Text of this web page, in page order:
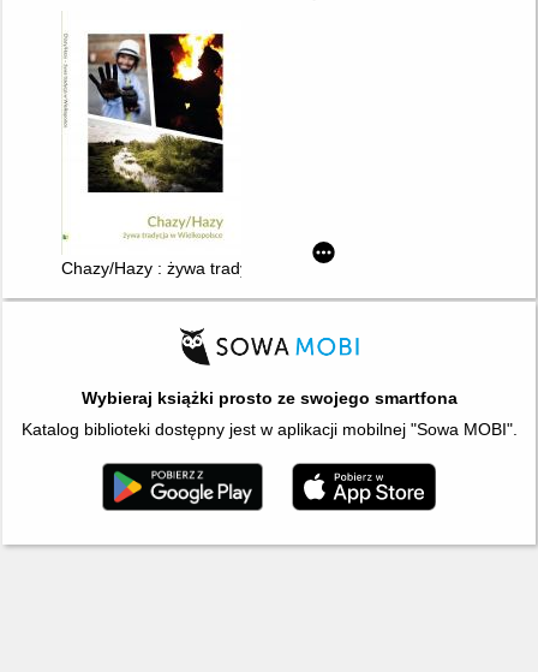
Chazy/Hazy : żywa tradycja w Wielkopolsce
Wybieraj książki prosto ze swojego smartfona
Katalog biblioteki dostępny jest w aplikacji mobilnej "Sowa MOBI".